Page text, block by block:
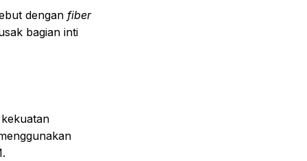
dengan fiber
bagian inti